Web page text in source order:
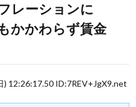
レーションに
かかわらず賃金
12:26:17.50 ID:7REV+JgX9.net